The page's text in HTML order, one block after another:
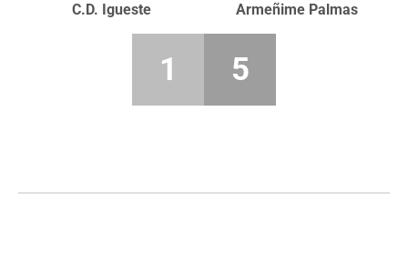
C.D. Igueste Armeñime Palmas
1 5